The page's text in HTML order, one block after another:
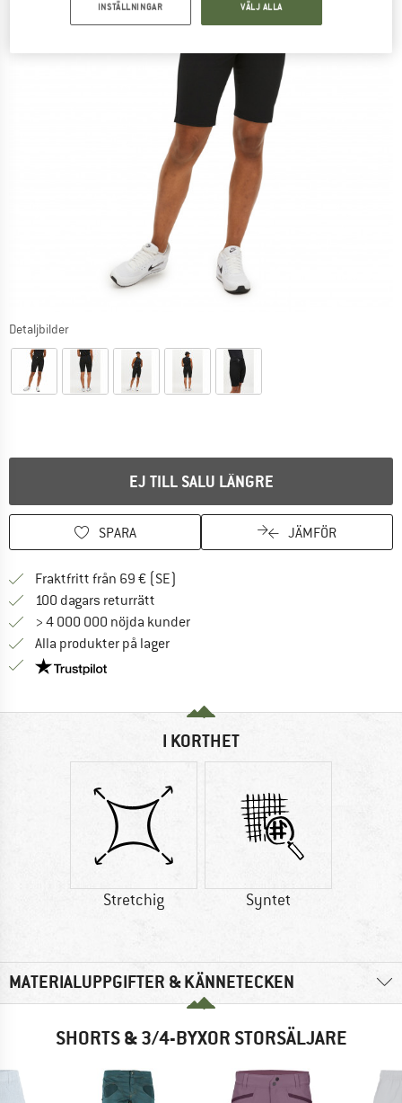
Detaljbilder
EJ TILL SALU LÄNGRE
SPARA JÄMFÖR
Fraktfritt från 69 € (SE)
100 dagars returrätt
> 4 000 000 nöjda kunder
Alla produkter på lager
Trust Pilot-garanti - hitta all information här!
I KORTHET
Stretchig Syntet
MATERIALUPPGIFTER & KÄNNETECKEN
SHORTS & 3/4-BYXOR STORSÄLJARE
INSTÄLLNINGAR VÄLJ ALLA